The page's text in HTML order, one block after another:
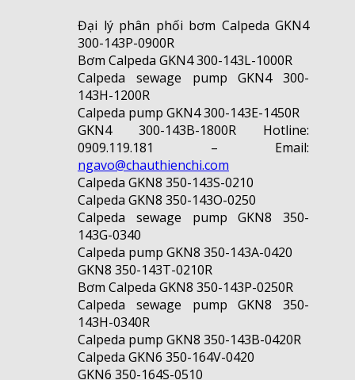
Đại lý phân phối bơm Calpeda GKN4
300-143P-0900R
Bơm Calpeda GKN4 300-143L-1000R
Calpeda sewage pump GKN4 300-
143H-1200R
Calpeda pump GKN4 300-143E-1450R
GKN4 300-143B-1800R Hotline:
0909.119.181 – Email:
ngavo@chauthienchi.com
Calpeda GKN8 350-143S-0210
Calpeda GKN8 350-143O-0250
Calpeda sewage pump GKN8 350-
143G-0340
Calpeda pump GKN8 350-143A-0420
GKN8 350-143T-0210R
Bơm Calpeda GKN8 350-143P-0250R
Calpeda sewage pump GKN8 350-
143H-0340R
Calpeda pump GKN8 350-143B-0420R
Calpeda GKN6 350-164V-0420
GKN6 350-164S-0510